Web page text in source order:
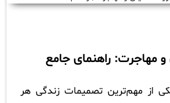
مهاجرت: راهنمای جامع
از مهم‌ترین تصمیمات زندگی هر